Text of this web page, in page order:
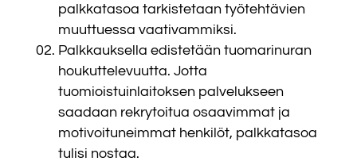
palkkatasoa tarkistetaan työtehtävien
muuttuessa vaativammiksi.
Palkkauksella edistetään tuomarinuran
houkuttelevuutta. Jotta
tuomioistuinlaitoksen palvelukseen
saadaan rekrytoitua osaavimmat ja
motivoituneimmat henkilöt, palkkatasoa
tulisi nostaa.